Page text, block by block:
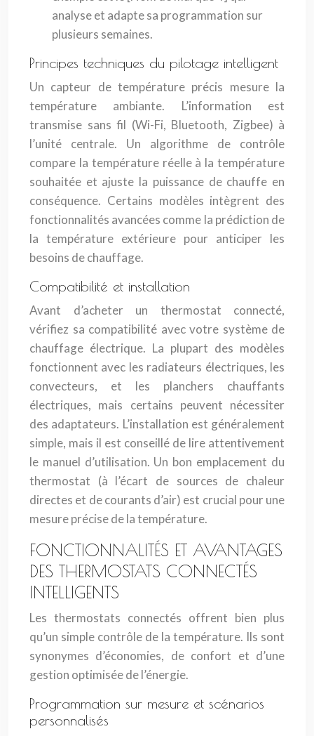
analyse et adapte sa programmation sur
plusieurs semaines.
Principes techniques du pilotage intelligent
Un capteur de température précis mesure la
température ambiante. L’information est
transmise sans fil (Wi-Fi, Bluetooth, Zigbee) à
l’unité centrale. Un algorithme de contrôle
compare la température réelle à la température
souhaitée et ajuste la puissance de chauffe en
conséquence. Certains modèles intègrent des
fonctionnalités avancées comme la prédiction de
la température extérieure pour anticiper les
besoins de chauffage.
Compatibilité et installation
Avant d’acheter un thermostat connecté,
vérifiez sa compatibilité avec votre système de
chauffage électrique. La plupart des modèles
fonctionnent avec les radiateurs électriques, les
convecteurs, et les planchers chauffants
électriques, mais certains peuvent nécessiter
des adaptateurs. L’installation est généralement
simple, mais il est conseillé de lire attentivement
le manuel d’utilisation. Un bon emplacement du
thermostat (à l’écart de sources de chaleur
directes et de courants d’air) est crucial pour une
mesure précise de la température.
FONCTIONNALITÉS ET AVANTAGES
DES THERMOSTATS CONNECTÉS
INTELLIGENTS
Les thermostats connectés offrent bien plus
qu’un simple contrôle de la température. Ils sont
synonymes d’économies, de confort et d’une
gestion optimisée de l’énergie.
Programmation sur mesure et scénarios
personnalisés